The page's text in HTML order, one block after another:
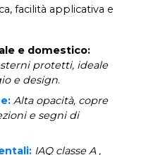
facilità applicativa e
e domestico:
protetti, ideale
e design.
Alta opacità, copre
e segni di
IAQ classe A ,